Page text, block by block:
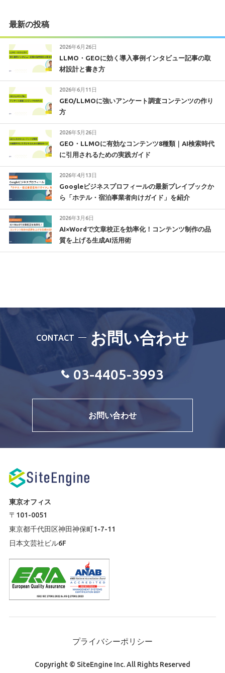
最新の投稿
2026年6月26日
LLMO・GEOに効く導入事例インタビュー記事の取
材設計と書き方
2026年6月11日
GEO/LLMOに強いアンケート調査コンテンツの作り
方
2026年5月26日
GEO・LLMOに有効なコンテンツ8種類｜AI検索時代
に引用されるための実践ガイド
2026年4月13日
Googleビジネスプロフィールの最新プレイブックか
ら「ホテル・宿泊事業者向けガイド」を紹介
2026年3月6日
AI×Wordで文章校正を効率化！コンテンツ制作の品
質を上げる生成AI活用術
CONTACT お問い合わせ
03-4405-3993
お問い合わせ
東京オフィス
〒101-0051
東京都千代田区神田神保町1-7-11
日本文芸社ビル6F
プライバシーポリシー
Copyright © SiteEngine Inc. All Rights Reserved